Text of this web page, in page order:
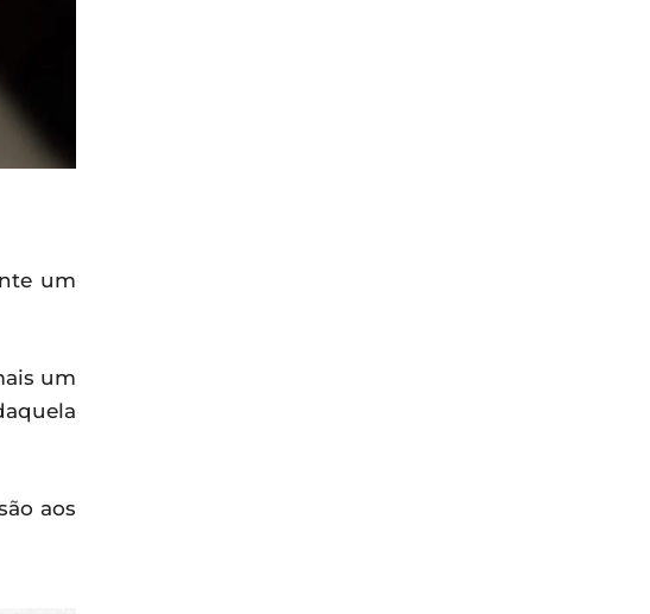
um
um
aos